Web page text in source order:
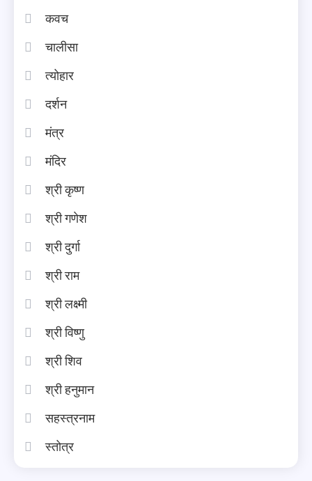
कवच
चालीसा
त्योहार
दर्शन
मंत्र
मंदिर
श्री कृष्ण
श्री गणेश
श्री दुर्गा
श्री राम
श्री लक्ष्मी
श्री विष्णु
श्री शिव
श्री हनुमान
सहस्त्रनाम
स्तोत्र